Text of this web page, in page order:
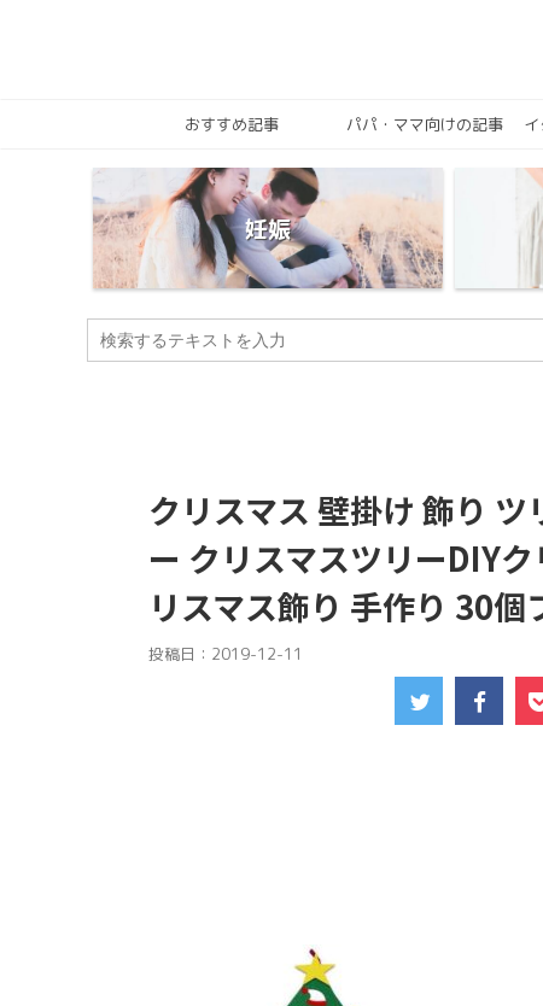
おすすめ記事 パパ・ママ向けの記事
妊娠
クリスマス 壁掛け 飾り
ー クリスマスツリーDIY
リスマス飾り 手作り 30
投稿日： 2019-12-11